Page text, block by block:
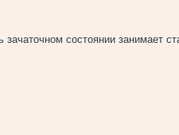
состоянии занимает